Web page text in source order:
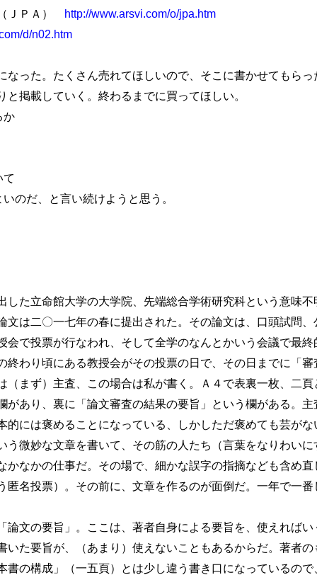
ＪＰＡ） http://www.arsvi.com/o/jpa.htm
d/n02.htm
った。たくさん売れてほしいので、そこに書かせてもらっ
掲載していく。終わるまでに買ってほしい。
か
だ、と言い続けようと思う。
た立命館大学の大学院、先端総合学術研究科という意味不
文は二〇一七年の春に提出された。その論文は、口頭試問
会で投票が行なわれ、そして全学のなんとかいう会議で最
終わり頃にある教授会がその投票の日で、その日までに「
（まず）主査、この場合は私が書く。Ａ４で表裏一枚、二頁
あり、裏に「論文審査の結果の要旨」という欄がある。主
的には褒めることになっている、しかしただ褒めても芸が
う微妙な文章を書いて、その筋の人たち（言葉をなりわい
かなかの仕事だ。その場で、細かな誤字の指摘なども含め
匿名投票）。その前に、文章を作るのが面倒だ。一年で一
文の要旨」。ここは、著者自身による要旨を、使えればい
いた要旨が、（あまり）使えないこともあるからだ。著者
書の構成」（一五頁）とは少し違う書き口になっているので